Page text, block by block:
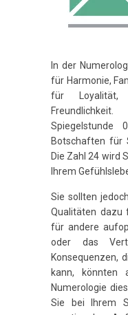
In der
für Harmonie,
für Loyalität,
Spiegelstunde
Botschaften für
Die Zahl 24 wird
Ihrem
Sie sollten
Qualitäten dazu
für andere
oder das
Konsequenzen,
kann, könnten
Numerologie
Sie bei Ihrem